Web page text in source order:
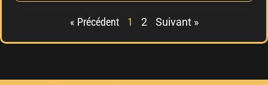
« Précédent 1 2 Suivant »